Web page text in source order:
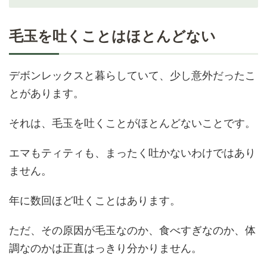
毛玉を吐くことはほとんどない
デボンレックスと暮らしていて、少し意外だったこ
とがあります。
それは、毛玉を吐くことがほとんどないことです。
エマもティティも、まったく吐かないわけではあり
ません。
年に数回ほど吐くことはあります。
ただ、その原因が毛玉なのか、食べすぎなのか、体
調なのかは正直はっきり分かりません。